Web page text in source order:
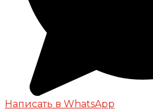
Написать в WhatsApp